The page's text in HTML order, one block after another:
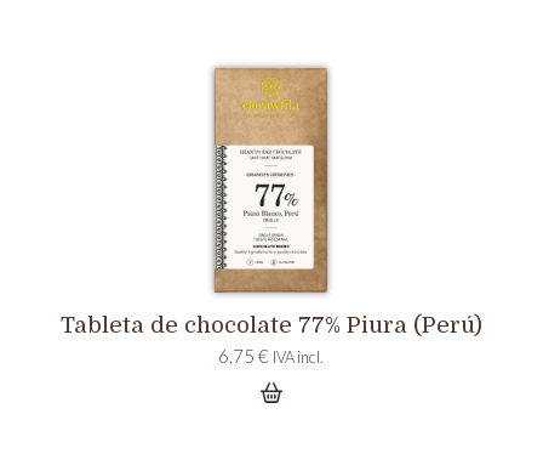
Tableta de chocolate 77% Piura (Perú)
6,75€ IVA incl.